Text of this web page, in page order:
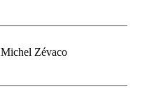
Michel Zévaco